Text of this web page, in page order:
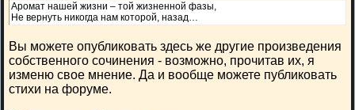
Аромат нашей жизни – той жизненной фазы,
Не вернуть никогда нам которой, назад…
Вы можете опубликовать здесь же другие произведения
собственного сочинения - возможно, прочитав их, я
изменю свое мнение. Да и вообще можете публиковать
стихи на форуме.